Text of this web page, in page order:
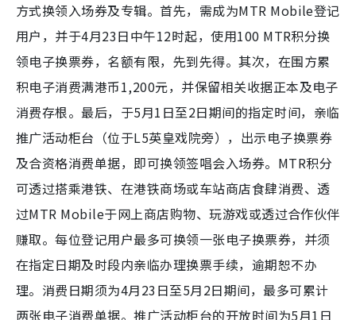
方式换领入场券及专辑。首先，需成为MTR Mobile登记
用户，并于4月23日中午12时起，使用100 MTR积分换
领电子换票券，名额有限，先到先得。其次，在围方累
积电子消费满港币1,200元，并保留相关收据正本及电子
消费存根。最后，于5月1日至2日期间的指定时间，亲临
推广活动柜台（位于L5英皇戏院旁），出示电子换票券
及合资格消费单据，即可换领签唱会入场券。MTR积分
可透过搭乘港铁、在港铁商场或车站商店食肆消费、透
过MTR Mobile于网上商店购物、玩游戏或透过合作伙伴
赚取。每位登记用户最多可换领一张电子换票券，并须
在指定日期及时段内亲临办理换票手续，逾期恕不办
理。消费日期须为4月23日至5月2日期间，最多可累计
两张电子消费单据。推广活动柜台的开放时间为5月1日